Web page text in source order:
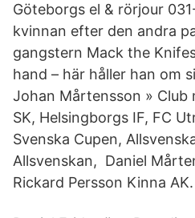
Göteborgs el & rörjour
kvinnan efter den andra
gangstern Mack the
hand – här håller han om
Johan Mårtensson » Club
SK, Helsingborgs IF, FC
Svenska Cupen,
Allsvenskan, Daniel
Rickard Persson Kinna